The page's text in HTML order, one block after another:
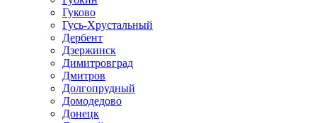
Гуково
Гусь-Хрустальный
Дербент
Дзержинск
Димитровград
Дмитров
Долгопрудный
Домодедово
Донецк